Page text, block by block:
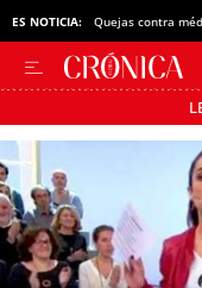
ES NOTICIA: Quejas contra